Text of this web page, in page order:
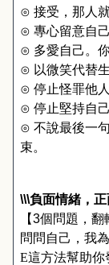
⊙ 接受，那人
⊙ 專心留意自
⊙ 多愛自己。
⊙ 以微笑代替
⊙ 停止怪罪他
⊙ 停止堅持自
⊙ 不說最後一
束。
\\\負面情緒，
【3個問題，翻
問問自己，我
E這方法幫助你